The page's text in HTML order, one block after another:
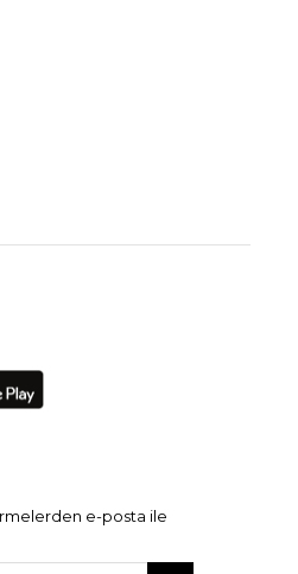
e-posta ile